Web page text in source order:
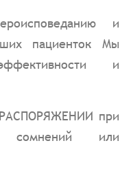
и
пациенток Мы
и
при
сомнений или